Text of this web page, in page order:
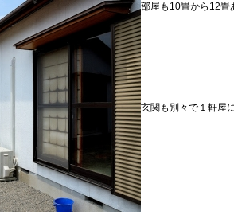
部屋も10畳から12畳
玄関も別々で１軒屋